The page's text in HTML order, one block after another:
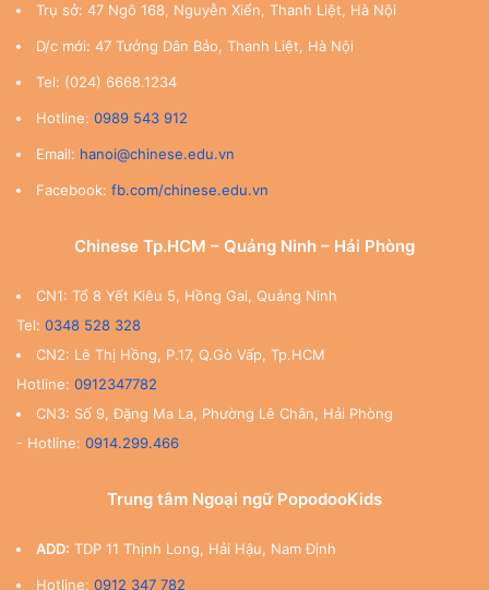
Trụ sở: 47 Ngõ 168, Nguyễn Xiển, Thanh Liệt, Hà Nội
D/c mới: 47 Tưởng Dân Bảo, Thanh Liệt, Hà Nội
Tel: (024) 6668.1234
Hotline: 0989 543 912
Email: hanoi@chinese.edu.vn
Facebook: fb.com/chinese.edu.vn
Chinese Tp.HCM – Quảng Ninh – Hải Phòng
CN1: Tổ 8 Yết Kiêu 5, Hồng Gai, Quảng Ninh
Tel: 0348 528 328
CN2: Lê Thị Hồng, P.17, Q.Gò Vấp, Tp.HCM
Hotline: 0912347782
CN3: Số 9, Đặng Ma La, Phường Lê Chân, Hải Phòng
- Hotline: 0914.299.466
Trung tâm Ngoại ngữ PopodooKids
ADD: TDP 11 Thịnh Long, Hải Hậu, Nam Định
Hotline: 0912 347 782